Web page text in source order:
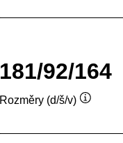
181/92/164
Rozměry (d/š/v)